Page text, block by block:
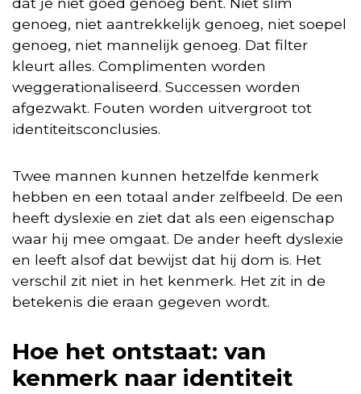
genoeg, niet aantrekkelijk genoeg, niet soepel
genoeg, niet mannelijk genoeg. Dat filter
kleurt alles. Complimenten worden
weggerationaliseerd. Successen worden
afgezwakt. Fouten worden uitvergroot tot
identiteitsconclusies.
Twee mannen kunnen hetzelfde kenmerk
hebben en een totaal ander zelfbeeld. De een
heeft dyslexie en ziet dat als een eigenschap
waar hij mee omgaat. De ander heeft dyslexie
en leeft alsof dat bewijst dat hij dom is. Het
verschil zit niet in het kenmerk. Het zit in de
betekenis die eraan gegeven wordt.
Hoe het ontstaat: van
kenmerk naar identiteit